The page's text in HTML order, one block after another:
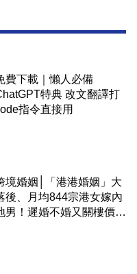
費下載｜懶人必備
特典 改文翻譯打
指令直接用
境婚姻│「港港婚姻」大
後、月均844宗港女嫁內
男！遲婚不婚又關樓價